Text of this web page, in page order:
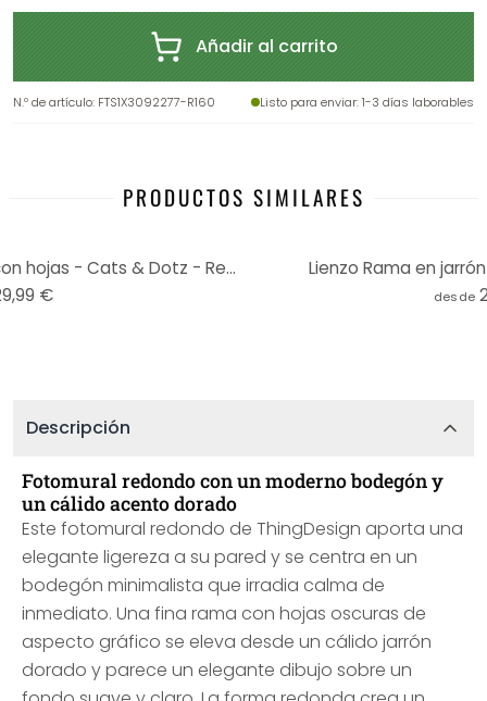
Añadir al carrito
N.º de artículo: FTS1X3092277-R160 Listo para enviar: 1-3 días laborables
PRODUCTOS SIMILARES
Papel pintado Rama dorada con hojas - Cats & Dotz - Redondo - Autoadhesivo/no tejido
€
Lienzo Rama en
desde
Descripción
Fotomural redondo con un moderno bodegón y
un cálido acento dorado
Este fotomural redondo de ThingDesign aporta una
elegante ligereza a su pared y se centra en un
bodegón minimalista que irradia calma de
inmediato. Una fina rama con hojas oscuras de
aspecto gráfico se eleva desde un cálido jarrón
dorado y parece un elegante dibujo sobre un